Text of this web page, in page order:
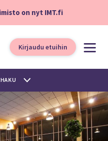
on nyt IMT.fi
Kirjaudu etuihin